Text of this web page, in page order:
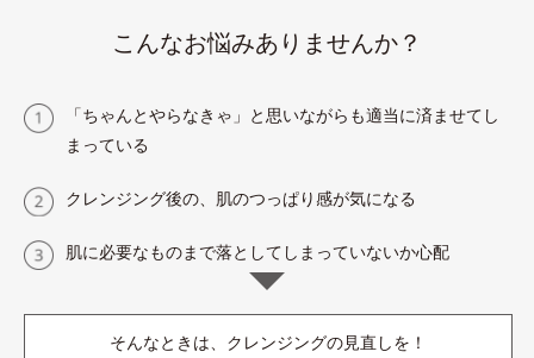
こんなお悩みありませんか？
「ちゃんとやらなきゃ」と思いながらも適当に済ませてし
まっている
クレンジング後の、肌のつっぱり感が気になる
肌に必要なものまで落としてしまっていないか心配
そんなときは、クレンジングの見直しを！